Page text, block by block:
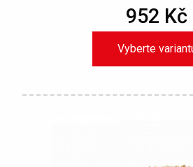
952 Kč
Vyberte